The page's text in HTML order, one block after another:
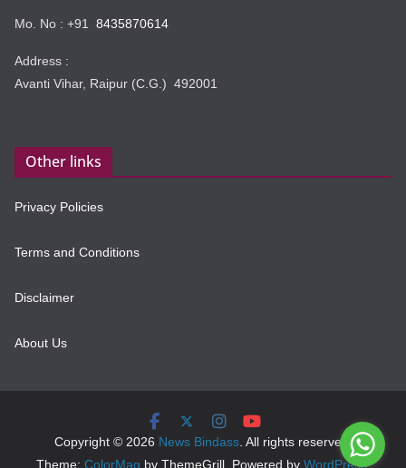
Mo. No : +91 8435870614
Address :
Avanti Vihar, Raipur (C.G.) 492001
Other links
Privacy Policies
Terms and Conditions
Disclaimer
About Us
Copyright © 2026 News Bindass. All rights reserved.
Theme: ColorMag by ThemeGrill. Powered by WordPress.